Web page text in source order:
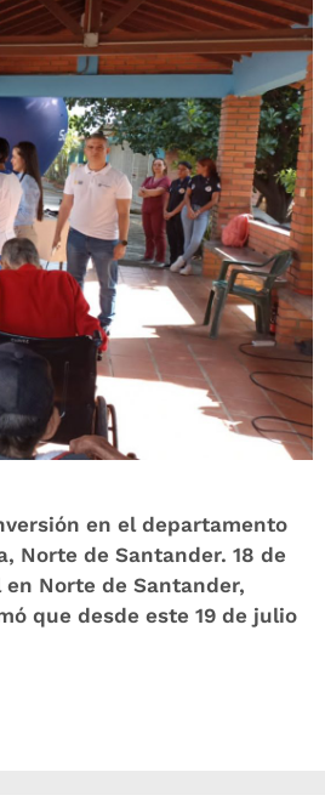
en el departamento
Norte de Santander. 18 de
Norte de Santander,
que desde este 19 de julio